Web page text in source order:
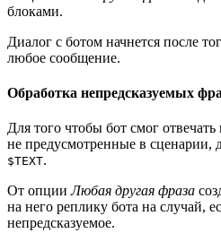
блоками.
Диалог с ботом начнется после
любое сообщение.
Обработка непредсказуемых
Для того чтобы бот смог
не предусмотренные в сценарии,
$TEXT.
От опцииЛюбая другая фраза
на него реплику бота на случай,
непредсказуемое.